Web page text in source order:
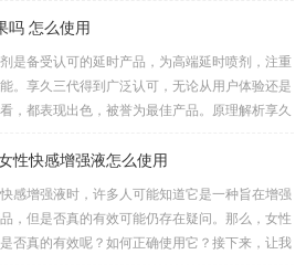
供了显著的帮助。首先，我要强调的是这个产品
，稍等片刻，你就可以享受到它的效果了。这一
常重要，因为它不需要繁琐的准备或额外的设
方便且离不开家的解决方案。当我第一次使用...
吗 怎么使用
是备受认可的延时产品，为高端延时喷剂，注重
。享久三代得到广泛认可，无论从用户体验还是
，都表现出色，被誉为最佳产品。原理解析享久
人参、秦椒、乙醇等。这些成分不仅减少敏感度
乐趣。产品特性起效时间：15分钟延时时间：3
长有效时间：15小时15分钟开始起效，30分钟至
最佳，15小时内持续有效。清洗...
性快感增强液怎么使用
感增强液时，许多人可能知道它是一种旨在增强
，但是否真的有效可能仍存在疑问。那么，女性
否真的有效呢？如何正确使用它？接下来，让我